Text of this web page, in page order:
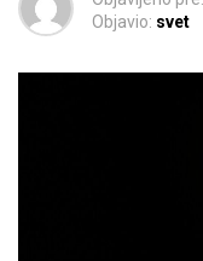
Objavio: svet